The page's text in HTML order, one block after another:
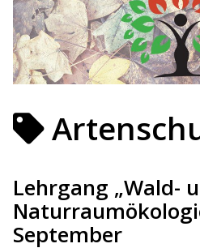
Lehrgang „Wald-
September